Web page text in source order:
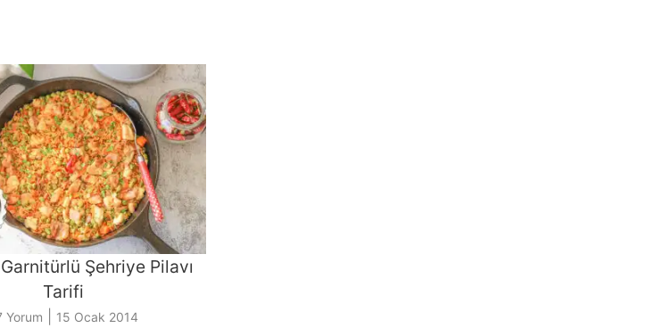
Şehriye Pilavı
Tarifi
Yorum 15 Ocak 2014